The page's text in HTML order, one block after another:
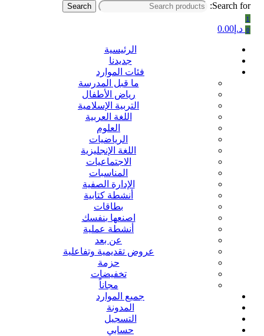
Search for:
Search
1
0 د.إ 0.00
الرئيسية
جديدنا
فئات الموارد
ما قبل المدرسة
رياض الأطفال
التربية الإسلامية
اللغة العربية
العلوم
الرياضيات
اللغة الإنجليزية
الاجتماعيات
المناسبات
الإدارة الصفية
أنشطة كتابية
بطاقات
اصنعها بنفسك
أنشطة عملية
عن بعد
عروض تقديمية وتفاعلية
حزمة
تخفيضات
مجاناً
جميع الموارد
المدونة
التسجيل
حسابي